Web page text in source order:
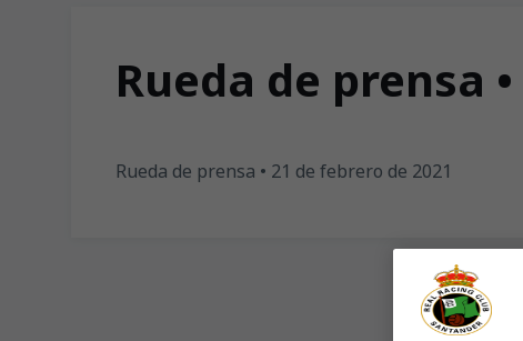
Rueda de prensa
Rueda de prensa • 21 de febrero de 2021